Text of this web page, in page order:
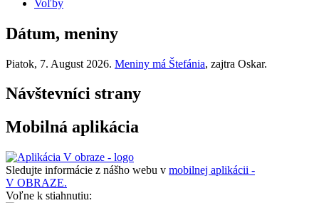
Voľby
Dátum, meniny
Piatok, 7. August 2026. Meniny má Štefánia, zajtra Oskar.
Návštevníci strany
Mobilná aplikácia
Sledujte informácie z nášho webu v mobilnej aplikácii -
V OBRAZE.
Voľne k stiahnutiu: